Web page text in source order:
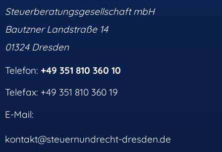
Steuerberatungsgesellschaft mbH
Bautzner Landstraße 14
01324 Dresden
Telefon: +49 351 810 360 10
Telefax: +49 351 810 360 19
E-Mail:
kontakt@steuernundrecht-dresden.de